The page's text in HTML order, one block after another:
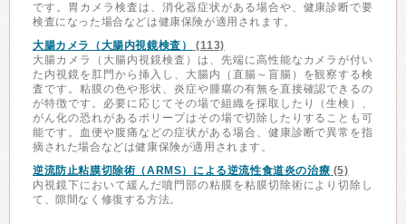
です。胃カメラ検査は、消化器症状がある場合や、健康診断で要
検査になった場合などは健康保険が適用されます。
大腸カメラ（大腸内視鏡検査）
(113)
大腸カメラ（大腸内視鏡検査）は、先端に高性能なカメラが付い
た内視鏡を肛門から挿入し、大腸内（直腸～盲腸）を観察する検
査です。粘膜の色や形状、炎症や腫瘍の有無を直接確認できるの
が特徴です。必要に応じてその場で組織を採取したり（生検）、
がん化の恐れがあるポリープはその場で切除したりすることも可
能です。血便や腹痛などの症状がある場合、健康診断で異常を指
摘された場合などは健康保険が適用されます。
逆流防止粘膜切除術（ARMS）による逆流性食道炎の治療 (5)
内視鏡下において緩んだ噴門部の粘膜を粘膜切除術により切除し
て、隙間なく修復する方法。